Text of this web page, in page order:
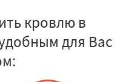
кровлю в
для Вас